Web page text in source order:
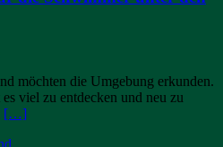
möchten die Umgebung erkunden.
viel zu entdecken und neu zu
[…]